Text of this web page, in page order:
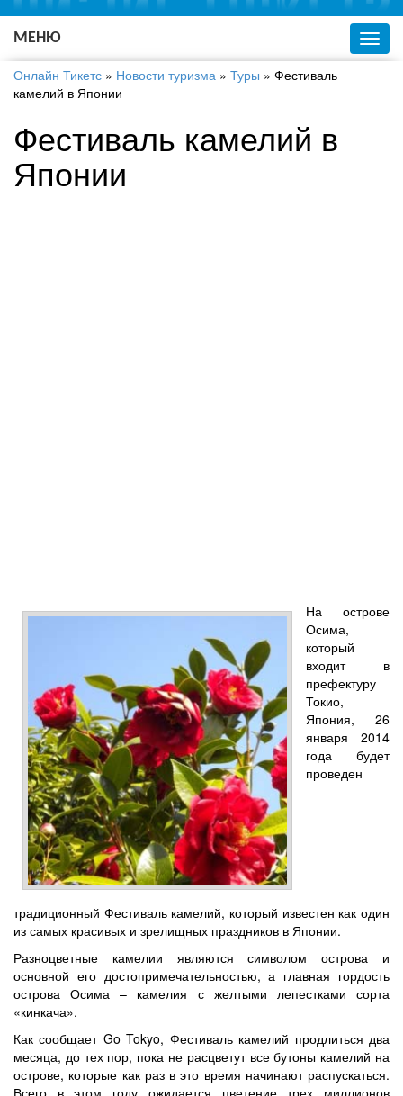
Украинский
МЕНЮ
Онлайн Тикетс » Новости туризма » Туры » Фестиваль
камелий в Японии
Фестиваль камелий в
Японии
На острове
Осима,
который
входит в
префектуру
Токио,
Япония, 26
января 2014
года будет
проведен
традиционный Фестиваль камелий, который известен как один
из самых красивых и зрелищных праздников в Японии.
Разноцветные камелии являются символом острова и
основной его достопримечательностью, а главная гордость
острова Осима – камелия с желтыми лепестками сорта
«кинкача».
Как сообщает Go Tokyo, Фестиваль камелий продлиться два
месяца, до тех пор, пока не расцветут все бутоны камелий на
острове, которые как раз в это время начинают распускаться.
Всего в этом году ожидается цветение трех миллионов